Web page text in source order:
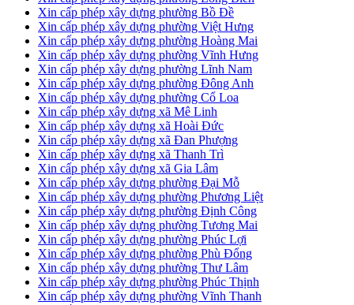
Xin cấp phép xây dựng phường Bồ Đề
Xin cấp phép xây dựng phường Việt Hưng
Xin cấp phép xây dựng phường Hoàng Mai
Xin cấp phép xây dựng phường Vĩnh Hưng
Xin cấp phép xây dựng phường Lĩnh Nam
Xin cấp phép xây dựng phường Đông Anh
Xin cấp phép xây dựng phường Cổ Loa
Xin cấp phép xây dựng xã Mê Linh
Xin cấp phép xây dựng xã Hoài Đức
Xin cấp phép xây dựng xã Đan Phượng
Xin cấp phép xây dựng xã Thanh Trì
Xin cấp phép xây dựng xã Gia Lâm
Xin cấp phép xây dựng phường Đại Mỗ
Xin cấp phép xây dựng phường Phương Liệt
Xin cấp phép xây dựng phường Định Công
Xin cấp phép xây dựng phường Tương Mai
Xin cấp phép xây dựng phường Phúc Lợi
Xin cấp phép xây dựng phường Phù Đổng
Xin cấp phép xây dựng phường Thư Lâm
Xin cấp phép xây dựng phường Phúc Thịnh
Xin cấp phép xây dựng phường Vĩnh Thanh